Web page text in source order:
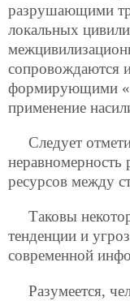
разрушающими
локальных
сопровождаются
формирующими
применение
Следует
ресурсов между
Таковы
тенденции и
современной
Разумеется,